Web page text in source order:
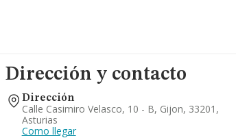
Dirección y contacto
Dirección
Calle Casimiro Velasco, 10 - B, Gijon, 33201,
Asturias
Como llegar